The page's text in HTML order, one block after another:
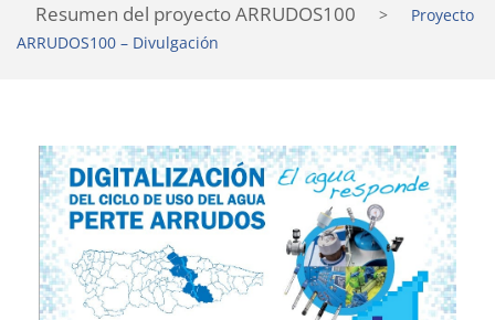
Resumen del proyecto ARRUDOS100 >
Proyecto
ARRUDOS100 – Divulgación